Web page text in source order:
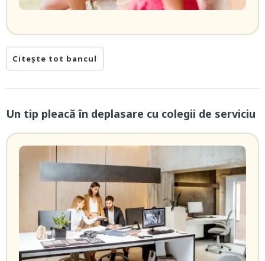
Citește tot bancul
Un tip pleacă în deplasare cu colegii de serviciu